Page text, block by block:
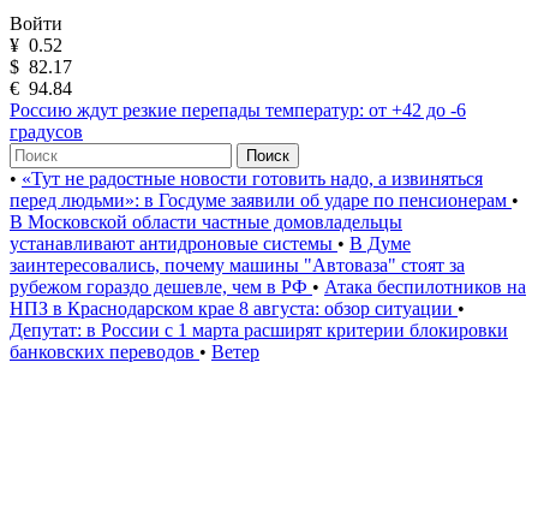
Войти
¥ 0.52
$ 82.17
€ 94.84
Россию ждут резкие перепады температур: от +42 до -6
градусов
Поиск
• «Тут не радостные новости готовить надо, а извиняться
перед людьми»: в Госдуме заявили об ударе по пенсионерам •
В Московской области частные домовладельцы
устанавливают антидроновые системы • В Думе
заинтересовались, почему машины "Автоваза" стоят за
рубежом гораздо дешевле, чем в РФ • Атака беспилотников на
НПЗ в Краснодарском крае 8 августа: обзор ситуации •
Депутат: в России с 1 марта расширят критерии блокировки
банковских переводов • Ветер